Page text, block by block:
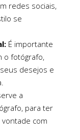
redes sociais,
se
É importante
o fotógrafo,
desejos e
a
para ter
com